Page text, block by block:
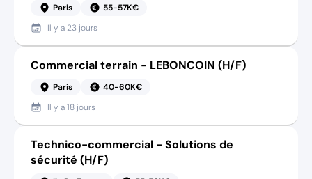
Paris
55-57K€
Il y a 23 jours
Commercial terrain - LEBONCOIN (H/F)
Paris
40-60K€
Il y a18 jours
Technico-commercial - Solutions de
sécurité (H/F)